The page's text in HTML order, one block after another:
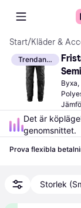
Start/Kläder &
Trendande
Det är
genomsnittet.
Prova flexibla
Storlek